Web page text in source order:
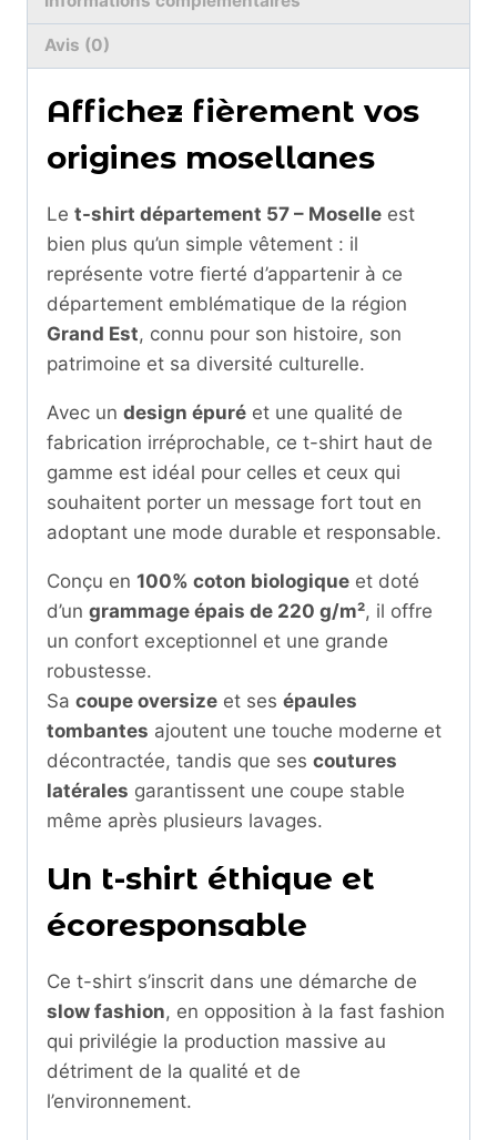
Avis (0)
Affichez fièrement vos
origines mosellanes
Le t-shirt département 57 – Moselle est
bien plus qu’un simple vêtement : il
représente votre fierté d’appartenir à ce
département emblématique de la région
Grand Est, connu pour son histoire, son
patrimoine et sa diversité culturelle.
Avec un design épuré et une qualité de
fabrication irréprochable, ce t-shirt haut de
gamme est idéal pour celles et ceux qui
souhaitent porter un message fort tout en
adoptant une mode durable et responsable.
Conçu en 100% coton biologique et doté
d’un grammage épais de 220 g/m², il offre
un confort exceptionnel et une grande
robustesse.
Sa coupe oversize et ses épaules
tombantes ajoutent une touche moderne et
décontractée, tandis que ses coutures
latérales garantissent une coupe stable
même après plusieurs lavages.
Un t-shirt éthique et
écoresponsable
Ce t-shirt s’inscrit dans une démarche de
slow fashion, en opposition à la fast fashion
qui privilégie la production massive au
détriment de la qualité et de
l’environnement.